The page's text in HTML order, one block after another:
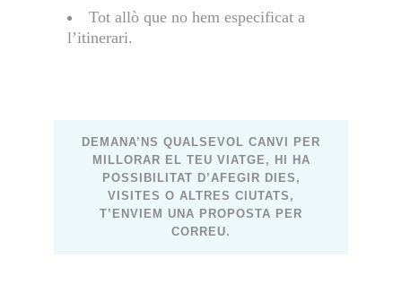
Tot allò que no hem especificat a
l’itinerari.
DEMANA’NS QUALSEVOL CANVI PER
MILLORAR EL TEU VIATGE, HI HA
POSSIBILITAT D’AFEGIR DIES,
VISITES O ALTRES CIUTATS,
T’ENVIEM UNA PROPOSTA PER
CORREU.